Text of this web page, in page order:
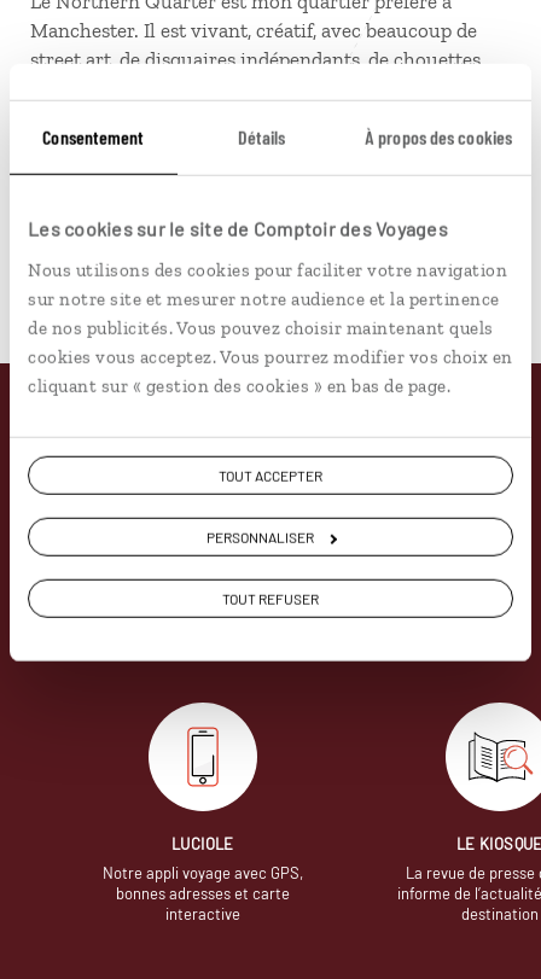
Consentement Détails À propos des cookies
Les cookies sur le site de Comptoir des Voyages
Nous utilisons des cookies pour faciliter votre navigation
sur notre site et mesurer notre audience et la pertinence
de nos publicités. Vous pouvez choisir maintenant quels
cookies vous acceptez. Vous pourrez modifier vos choix en
cliquant sur « gestion des cookies » en bas de page.
TOUT ACCEPTER
PERSONNALISER
TOUT REFUSER
Manchester. Il est vivant, créatif, avec beaucoup de
street art, de disquaires indépendants, de chouettes
Faire une randonnée dans le Peak District un jour de
printemps, s'installer au sommet pour pique-niquer et
Pourquoi voyager avec
nous
Soyons honnête, nous ne sommes pas les seuls
à proposer des voyages sur mesure,
avons quelques atouts qui font
LUCIOLE
Notre appli voyage avec GPS,
bonnes adresses et carte
interactive
LE
La revue de presse
informe de
destination